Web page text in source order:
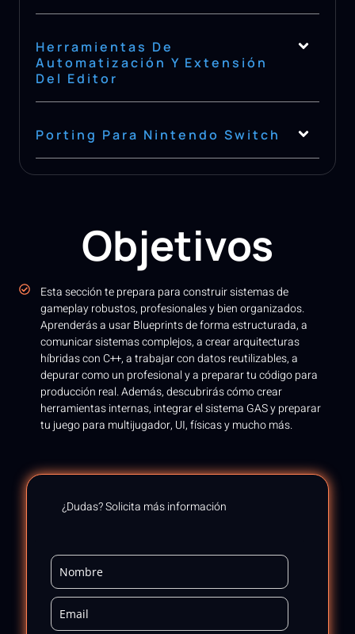
Herramientas De
Automatización Y Extensión
Del Editor
Porting Para Nintendo Switch
Objetivos
Esta sección te prepara para construir sistemas de
gameplay robustos, profesionales y bien organizados.
Aprenderás a usar Blueprints de forma estructurada, a
comunicar sistemas complejos, a crear arquitecturas
híbridas con C++, a trabajar con datos reutilizables, a
depurar como un profesional y a preparar tu código para
producción real. Además, descubrirás cómo crear
herramientas internas, integrar el sistema GAS y preparar
tu juego para multijugador, UI, físicas y mucho más.
¿Dudas? Solicita más información